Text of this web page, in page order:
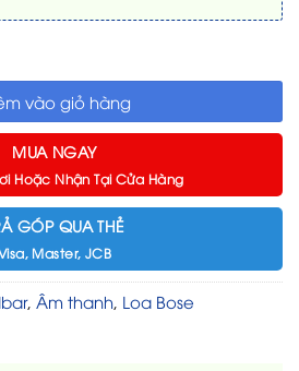
900 số lượng
vào giỏ hàng
MUA NGAY
Hoặc Nhận Tại Cửa Hàng
GÓP QUA THẺ
Master, JCB
, Âm thanh Loa Bose